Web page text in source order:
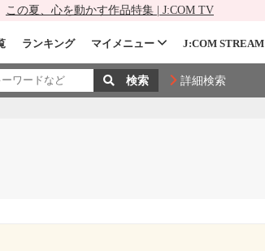
この夏、心を動かす作品特集 | J:COM TV
ランキング マイメニュー J:COM STREAM
詳細検索